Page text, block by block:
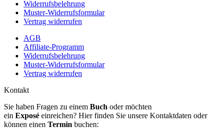
Widerrufsbelehrung
Muster-Widerrufsformular
Vertrag widerrufen
AGB
Affiliate-Programm
Widerrufsbelehrung
Muster-Widerrufsformular
Vertrag widerrufen
Kontakt
Sie haben Fragen zu einem Buch oder möchten
ein Exposé einreichen? Hier finden Sie unsere Kontaktdaten oder
können einen Termin buchen: